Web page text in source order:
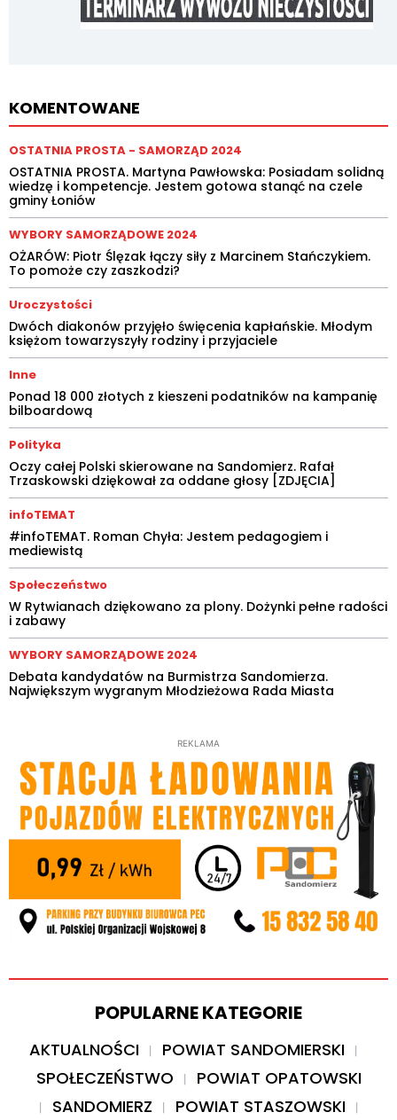
KOMENTOWANE
OSTATNIA PROSTA - SAMORZĄD 2024
OSTATNIA PROSTA. Martyna Pawłowska: Posiadam solidną
wiedzę i kompetencje. Jestem gotowa stanąć na czele
gminy Łoniów
WYBORY SAMORZĄDOWE 2024
OŻARÓW: Piotr Ślęzak łączy siły z Marcinem Stańczykiem.
To pomoże czy zaszkodzi?
Uroczystości
Dwóch diakonów przyjęło święcenia kapłańskie. Młodym
księżom towarzyszyły rodziny i przyjaciele
Inne
Ponad 18 000 złotych z kieszeni podatników na kampanię
bilboardową
Polityka
Oczy całej Polski skierowane na Sandomierz. Rafał
Trzaskowski dziękował za oddane głosy [ZDJĘCIA]
infoTEMAT
#infoTEMAT. Roman Chyła: Jestem pedagogiem i
mediewistą
Społeczeństwo
W Rytwianach dziękowano za plony. Dożynki pełne radości
i zabawy
WYBORY SAMORZĄDOWE 2024
Debata kandydatów na Burmistrza Sandomierza.
Największym wygranym Młodzieżowa Rada Miasta
REKLAMA
POPULARNE KATEGORIE
AKTUALNOŚCI
POWIAT SANDOMIERSKI
SPOŁECZEŃSTWO
POWIAT OPATOWSKI
SANDOMIERZ
POWIAT STASZOWSKI